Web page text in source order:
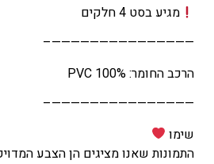
מגיע בסט 4 חלקים
———————————————–
הרכב החומר: 100% PVC
———————————————–
שימו
התמונות שאנו מציגים הן הצבע